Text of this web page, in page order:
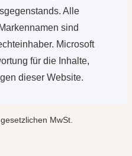
Alle
sind
Microsoft
für die Inhalte,
dieser Website.
MwSt.